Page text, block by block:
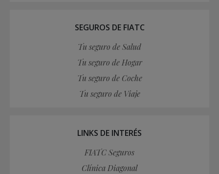
SEGUROS DE FIATC
Tu seguro de Salud
Tu seguro de Hogar
Tu seguro de Coche
Tu seguro de Viaje
LINKS DE INTERÉS
FIATC Seguros
Clínica Diagonal